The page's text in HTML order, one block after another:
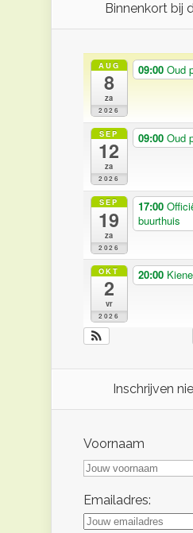
Binnenkort bij
AUG
8
za
2026
09:00 Oud
SEP
12
za
2026
09:00 Oud
SEP
19
za
2026
17:00
buurthuis
OKT
2
vr
2026
20:00
Inschrijven
Voornaam
Emailadres: